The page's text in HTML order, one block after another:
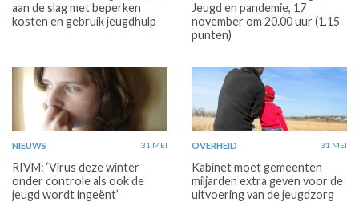
aan de slag met beperken
kosten en gebruik jeugdhulp
Jeugd en pandemie, 17
november om 20.00 uur (1,15
punten)
NIEUWS 31 MEI
RIVM: ‘Virus deze winter
onder controle als ook de
jeugd wordt ingeënt’
OVERHEID 31 MEI
Kabinet moet gemeenten
miljarden extra geven voor de
uitvoering van de jeugdzorg